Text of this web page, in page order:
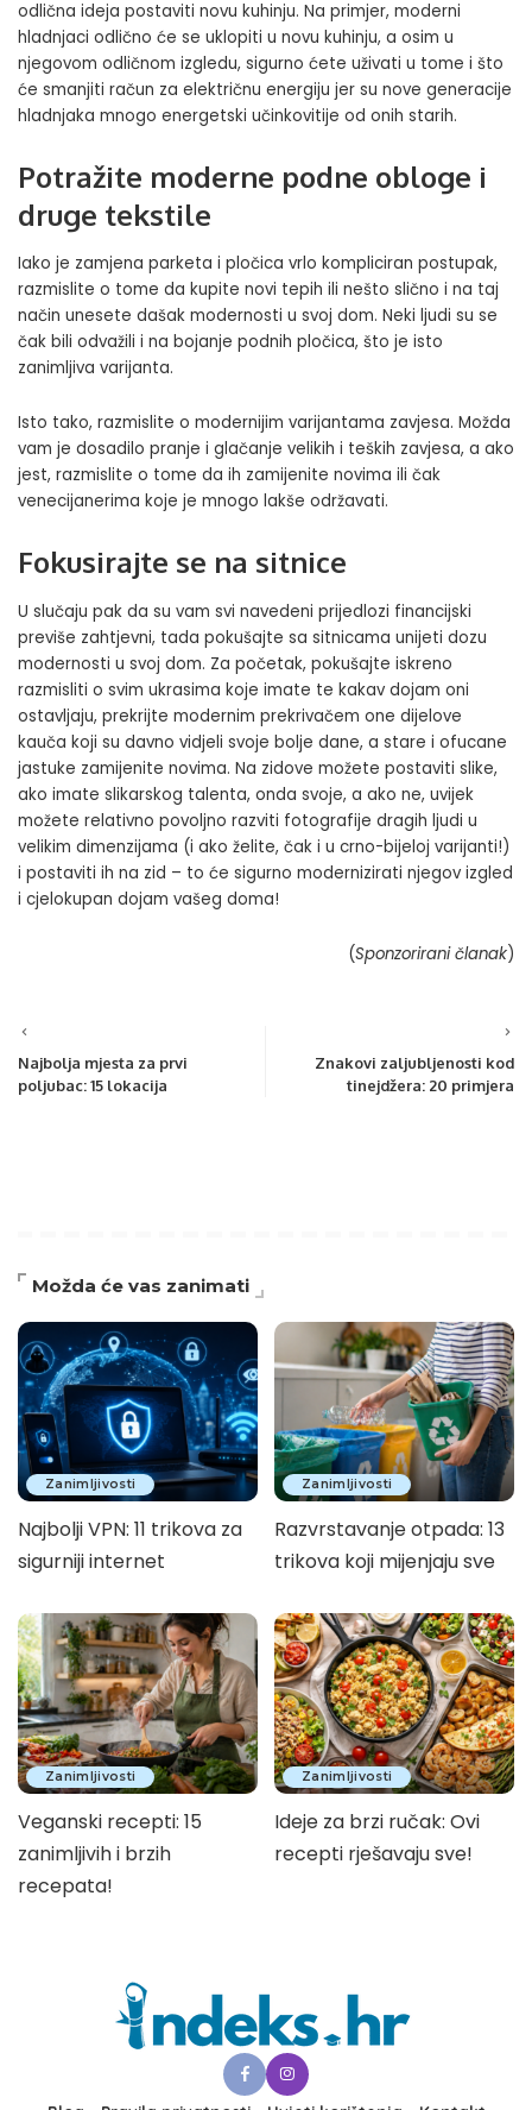
odlična ideja postaviti novu kuhinju. Na primjer, moderni
hladnjaci odlično će se uklopiti u novu kuhinju, a osim u
njegovom odličnom izgledu, sigurno ćete uživati u tome i što
će smanjiti račun za električnu energiju jer su nove generacije
hladnjaka mnogo energetski učinkovitije od onih starih.
Potražite moderne podne obloge i
druge tekstile
Iako je zamjena parketa i pločica vrlo kompliciran postupak,
razmislite o tome da kupite novi tepih ili nešto slično i na taj
način unesete dašak modernosti u svoj dom. Neki ljudi su se
čak bili odvažili i na bojanje podnih pločica, što je isto
zanimljiva varijanta.
Isto tako, razmislite o modernijim varijantama zavjesa. Možda
vam je dosadilo pranje i glačanje velikih i teških zavjesa, a ako
jest, razmislite o tome da ih zamijenite novima ili čak
venecijanerima koje je mnogo lakše održavati.
Fokusirajte se na sitnice
U slučaju pak da su vam svi navedeni prijedlozi financijski
previše zahtjevni, tada pokušajte sa sitnicama unijeti dozu
modernosti u svoj dom. Za početak, pokušajte iskreno
razmisliti o svim ukrasima koje imate te kakav dojam oni
ostavljaju, prekrijte modernim prekrivačem one dijelove
kauča koji su davno vidjeli svoje bolje dane, a stare i ofucane
jastuke zamijenite novima. Na zidove možete postaviti slike,
ako imate slikarskog talenta, onda svoje, a ako ne, uvijek
možete relativno povoljno razviti fotografije dragih ljudi u
velikim dimenzijama (i ako želite, čak i u crno-bijeloj varijanti!)
i postaviti ih na zid – to će sigurno modernizirati njegov izgled
i cjelokupan dojam vašeg doma!
(Sponzorirani članak)
Najbolja mjesta za prvi
poljubac: 15 lokacija
Znakovi zaljubljenosti kod
tinejdžera: 20 primjera
Možda će vas zanimati
Zanimljivosti
Najbolji VPN: 11 trikova za
sigurniji internet
Zanimljivosti
Razvrstavanje otpada: 13
trikova koji mijenjaju sve
Zanimljivosti
Veganski recepti: 15
zanimljivih i brzih
recepata!
Zanimljivosti
Ideje za brzi ručak: Ovi
recepti rješavaju sve!